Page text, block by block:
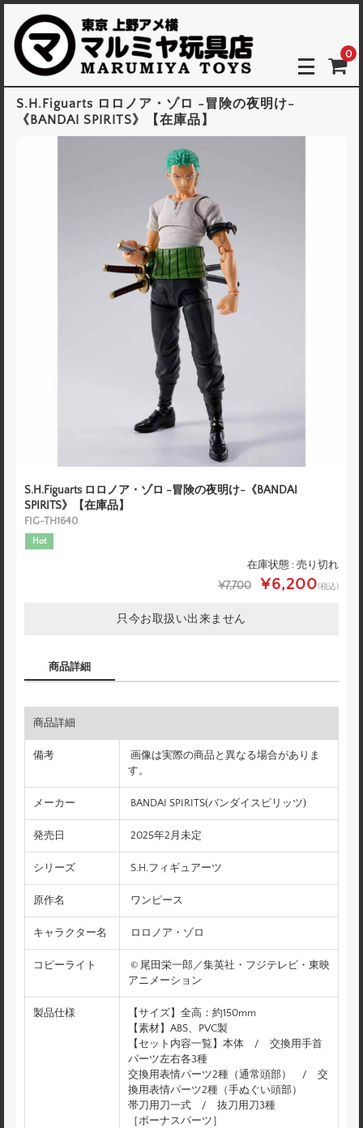
0
S.H.Figuarts ロロノア・ゾロ -冒険の夜明け-
《BANDAI SPIRITS》【在庫品】
S.H.Figuarts ロロノア・ゾロ -冒険の夜明け-《BANDAI
SPIRITS》【在庫品】
FIG-TH1640
Hot
在庫状態 : 売り切れ
¥7,700 ¥6,200(税込)
只今お取扱い出来ません
商品詳細
商品詳細
備考
画像は実際の商品と異なる場合がありま
す。
メーカー BANDAI SPIRITS(バンダイスピリッツ)
発売日 2025年2月未定
シリーズ S.H.フィギュアーツ
原作名 ワンピース
キャラクター名 ロロノア・ゾロ
コピーライト
© 尾田栄一郎／集英社・フジテレビ・東映
アニメーション
製品仕様
【サイズ】全高：約150mm
【素材】ABS、PVC製
【セット内容一覧】本体 / 交換用手首
パーツ左右各3種
交換用表情パーツ2種（通常頭部） / 交
換用表情パーツ2種（手ぬぐい頭部）
帯刀用刀一式 / 抜刀用刀3種
［ボーナスパーツ］